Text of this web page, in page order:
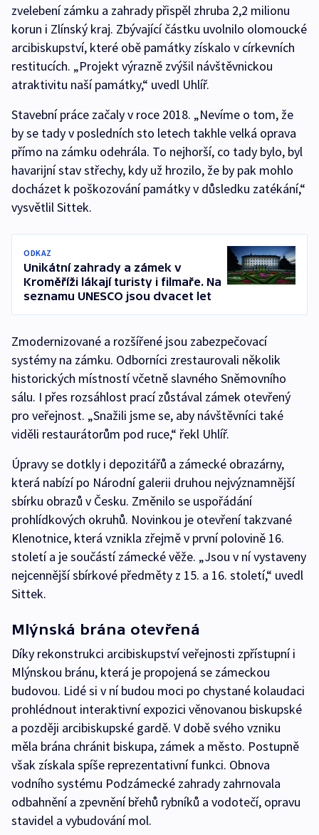
zvelebení zámku a zahrady přispěl zhruba 2,2 milionu
korun i Zlínský kraj. Zbývající částku uvolnilo olomoucké
arcibiskupství, které obě památky získalo v církevních
restitucích. „Projekt výrazně zvýšil návštěvnickou
atraktivitu naší památky,“ uvedl Uhlíř.
Stavební práce začaly v roce 2018. „Nevíme o tom, že
by se tady v posledních sto letech takhle velká oprava
přímo na zámku odehrála. To nejhorší, co tady bylo, byl
havarijní stav střechy, kdy už hrozilo, že by pak mohlo
docházet k poškozování památky v důsledku zatékání,“
vysvětlil Sittek.
ODKAZ
Unikátní zahrady a zámek v
Kroměříži lákají turisty i filmaře. Na
seznamu UNESCO jsou dvacet let
Zmodernizované a rozšířené jsou zabezpečovací
systémy na zámku. Odborníci zrestaurovali několik
historických místností včetně slavného Sněmovního
sálu. I přes rozsáhlost prací zůstával zámek otevřený
pro veřejnost. „Snažili jsme se, aby návštěvníci také
viděli restaurátorům pod ruce,“ řekl Uhlíř.
Úpravy se dotkly i depozitářů a zámecké obrazárny,
která nabízí po Národní galerii druhou nejvýznamnější
sbírku obrazů v Česku. Změnilo se uspořádání
prohlídkových okruhů. Novinkou je otevření takzvané
Klenotnice, která vznikla zřejmě v první polovině 16.
století a je součástí zámecké věže. „Jsou v ní vystaveny
nejcennější sbírkové předměty z 15. a 16. století,“ uvedl
Sittek.
Mlýnská brána otevřená
Díky rekonstrukci arcibiskupství veřejnosti zpřístupní i
Mlýnskou bránu, která je propojená se zámeckou
budovou. Lidé si v ní budou moci po chystané kolaudaci
prohlédnout interaktivní expozici věnovanou biskupské
a později arcibiskupské gardě. V době svého vzniku
měla brána chránit biskupa, zámek a město. Postupně
však získala spíše reprezentativní funkci. Obnova
vodního systému Podzámecké zahrady zahrnovala
odbahnění a zpevnění břehů rybníků a vodotečí, opravu
stavidel a vybudování mol.